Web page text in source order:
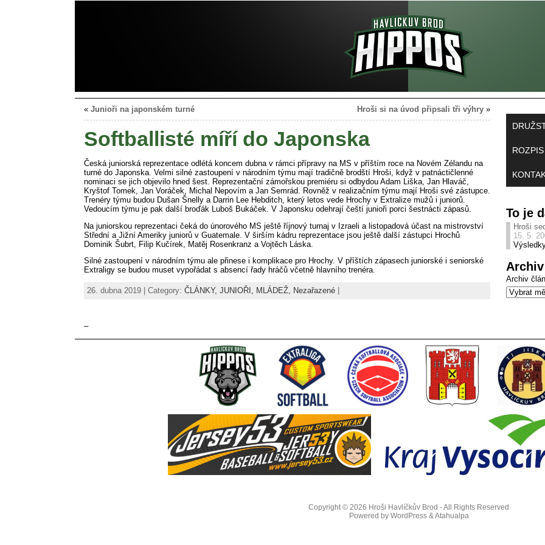
« Junioři na japonském turné Hroši si na úvod připsali tři výhry »
Softballisté míří do Japonska
Česká juniorská reprezentace odlétá koncem dubna v rámci přípravy na MS v příštím roce na Novém Zélandu na
turné do Japonska. Velmi silné zastoupení v národním týmu mají tradičně brodští Hroši, když v patnáctičlenné
nominaci se jich objevilo hned šest. Reprezentační zámořskou premiéru si odbydou Adam Liška, Jan Hlaváč,
Kryštof Tomek, Jan Voráček, Michal Nepovím a Jan Semrád. Rovněž v realizačním týmu mají Hroši své zástupce.
Trenéry týmu budou Dušan Šnelly a Darrin Lee Hebditch, který letos vede Hrochy v Extralize mužů i juniorů.
Vedoucím týmu je pak další broďák Luboš Bukáček. V Japonsku odehrají čeští junioři porci šestnácti zápasů.
Na juniorskou reprezentaci čeká do únorového MS ještě říjnový turnaj v Izraeli a listopadová účast na mistrovství
Střední a Jižní Ameriky juniorů v Guatemale. V širším kádru reprezentace jsou ještě další zástupci Hrochů
Dominik Šubrt, Filip Kučírek, Matěj Rosenkranz a Vojtěch Láska.
Silné zastoupení v národním týmu ale přinese i komplikace pro Hrochy. V příštích zápasech juniorské i seniorské
Extraligy se budou muset vypořádat s absencí řady hráčů včetně hlavního trenéra.
26. dubna 2019 | Category: ČLÁNKY, JUNIOŘI, MLÁDEŽ, Nezařazené
To je
Hroši
15. 5.
Archiv
Copyright © 2026 Hroši Havlíčkův Brod - All Rights Reserved
Powered by WordPress&Atahualpa